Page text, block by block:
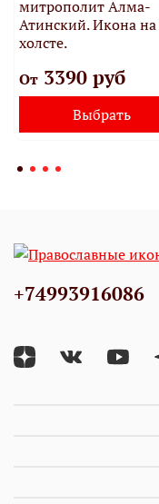
митрополит Алма-
Атинский. Икона на
холсте.
От3390 руб
Выбрать
+74993916086